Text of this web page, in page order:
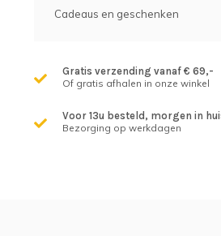
Cadeaus en geschenken
Gratis verzending vanaf € 69,-
Of gratis afhalen in onze winkel
Voor 13u besteld, morgen in
Bezorging op werkdagen